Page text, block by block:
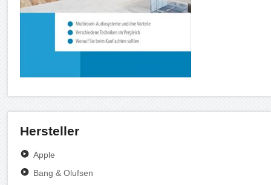
Hersteller
Apple
Bang & Olufsen